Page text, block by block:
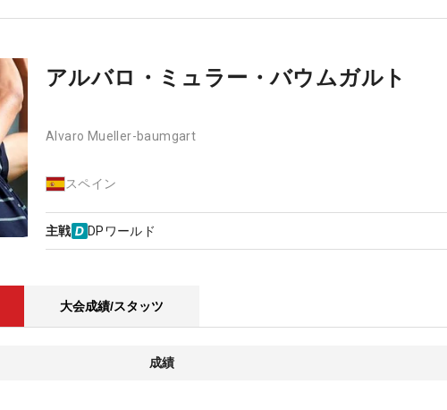
アルバロ・ミュラー・バウムガルト
Alvaro Mueller-baumgart
スペイン
主戦 DPワールド
大会成績/スタッツ
成績